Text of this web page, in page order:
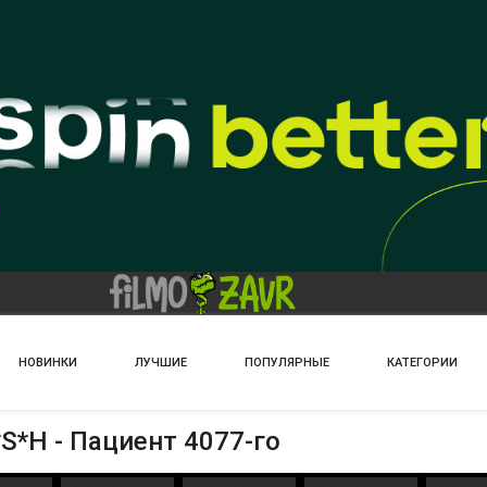
НОВИНКИ ЛУЧШИЕ ПОПУЛЯРНЫЕ КАТЕГОРИИ
- Пациент 4077-го